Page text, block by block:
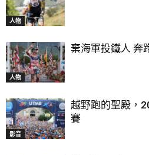
人物
人物
棄海軍投鐵人 奔
影音
越野跑的聖殿，
賽